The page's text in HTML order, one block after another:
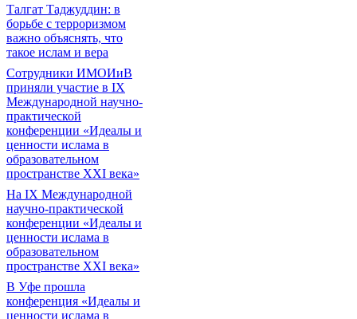
Талгат Таджуддин: в
борьбе с терроризмом
важно объяснять, что
такое ислам и вера
Сотрудники ИМОИиВ
приняли участие в IX
Международной научно-
практической
конференции «Идеалы и
ценности ислама в
образовательном
пространстве XXI века»
На IX Международной
научно-практической
конференции «Идеалы и
ценности ислама в
образовательном
пространстве XXI века»
В Уфе прошла
конференция «Идеалы и
ценности ислама в